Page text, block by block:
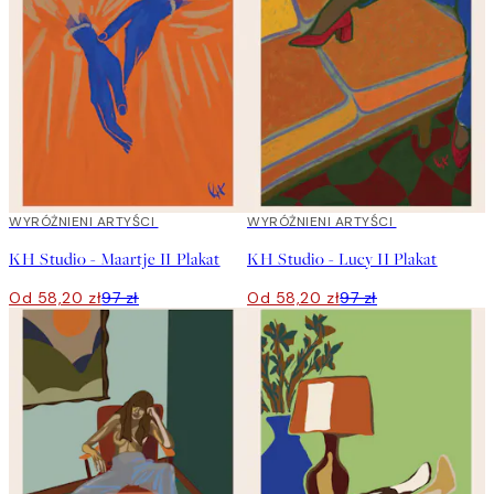
czuć." Jej prace żyją w sprzecznościach życia – dziwne pozy,
niekonwencjonalne palety kolorów i cicha rebelia.
40%*
WYRÓŻNIENI ARTYŚCI
KH Studio - Maartje II Plakat
Od 58,20 zł97 zł
40%*
WYRÓŻNIENI ARTYŚCI
KH Studio - Lucy II Plakat
Od 58,20 zł97 zł